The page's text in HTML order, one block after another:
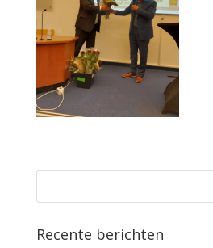
Recente berichten